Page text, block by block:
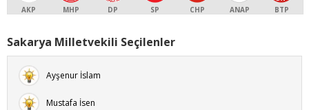
AKP MHP DP SP CHP ANAP BTP
Sakarya Milletvekili Seçilenler
Ayşenur İslam
Mustafa İsen